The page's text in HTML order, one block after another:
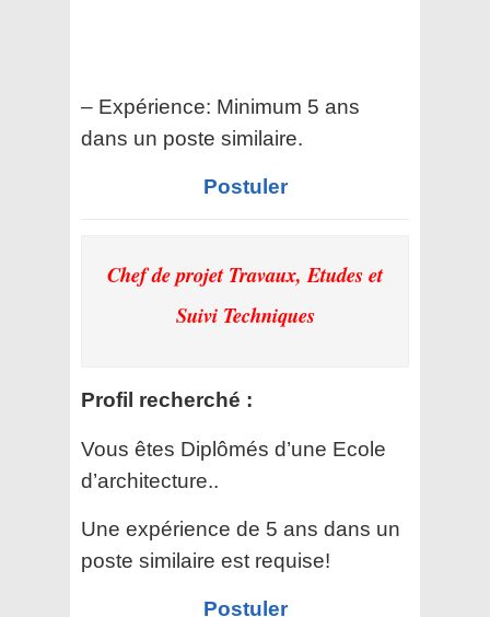
– Expérience: Minimum 5 ans
dans un poste similaire.
Postuler
Chef de projet Travaux, Etudes et
Suivi Techniques
Profil recherché :
Vous êtes Diplômés d’une Ecole
d’architecture..
Une expérience de 5 ans dans un
poste similaire est requise!
Postuler